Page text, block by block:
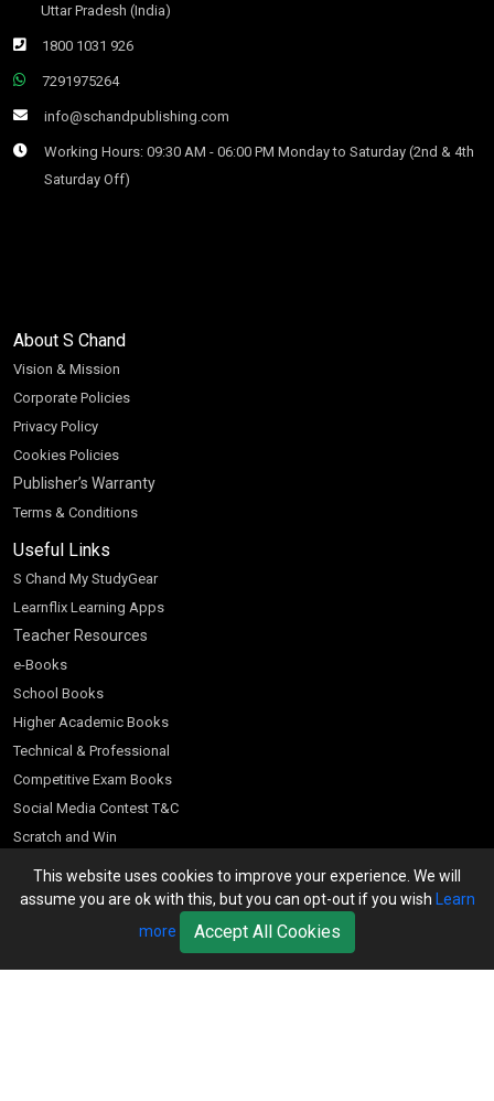
This website uses cookies to improve your experience. We will
assume you are ok with this, but you can opt-out if you wish Learn
more
Accept All Cookies
Uttar Pradesh (India)
1800 1031 926
7291975264
info@schandpublishing.com
Working Hours: 09:30 AM - 06:00 PM Monday to Saturday (2nd & 4th
Saturday Off)
About S Chand
Vision & Mission
Corporate Policies
Privacy Policy
Cookies Policies
Publisher’s Warranty
Terms & Conditions
Useful Links
S Chand My StudyGear
Learnflix Learning Apps
Teacher Resources
e-Books
School Books
Higher Academic Books
Technical & Professional
Competitive Exam Books
Social Media Contest T&C
Scratch and Win
Customer Account
Bookseller’s Login
Register for Special Offers